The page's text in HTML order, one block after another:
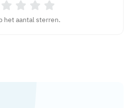
het aantal sterren.